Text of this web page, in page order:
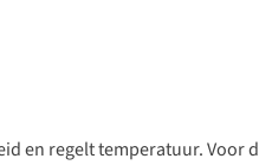
en regelt temperatuur. Voor